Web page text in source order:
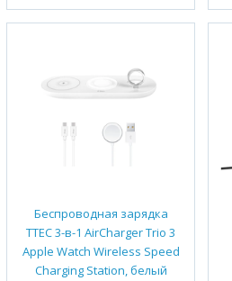
Беспроводная зарядка
TTEC 3-в-1 AirCharger Trio 3
Apple Watch Wireless Speed
Charging Station, белый